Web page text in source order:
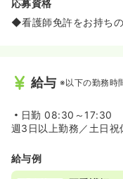
応募資格
◆看護師免許をお持ち
給与 ※以下の勤務時
日勤 08:30～17:30
週3日以上勤務／土日
給与例